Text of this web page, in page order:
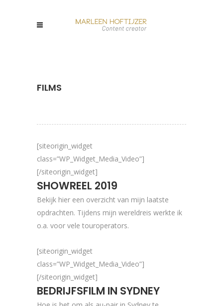
FILMS
[siteorigin_widget
class=”WP_Widget_Media_Video”]
[/siteorigin_widget]
SHOWREEL 2019
Bekijk hier een overzicht van mijn laatste
opdrachten. Tijdens mijn wereldreis werkte ik
o.a. voor vele touroperators.
[siteorigin_widget
class=”WP_Widget_Media_Video”]
[/siteorigin_widget]
BEDRIJFSFILM IN SYDNEY